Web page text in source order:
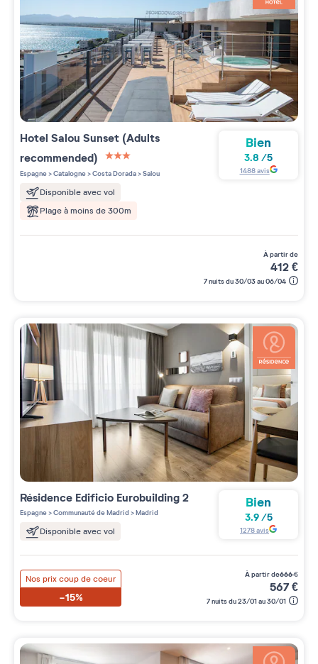
Hotel Salou Sunset (Adults
recommended)
3 étoiles sur 5
Espagne>Catalogne>Costa Dorada>Salou
Disponible avec vol
Plage à moins de 300m
Bien
3.8 /5
1488avis
à partir de
412€
7 nuits du 30/03 au 06/04
Résidence Edificio Eurobuilding 2
Espagne>Communauté de Madrid>Madrid
Disponible avec vol
Bien
3.9/5
1278avis
Nos prix coup de coeur
-15%
à partir de666€
567€
7 nuits du 23/01 au 30/01